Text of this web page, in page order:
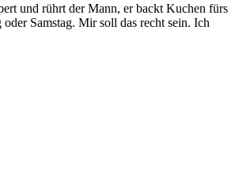
und rührt der Mann, er backt Kuchen fürs
Samstag. Mir soll das recht sein. Ich